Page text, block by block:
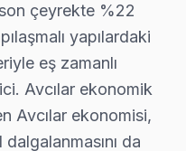
ve Servis Rehberi
sistemi Servis
Notları
her bölge
sorunlarında USB
çeyrekte %22
yapılardaki
eş zamanlı
Avcılar ekonomik
Avcılar ekonomisi,
da